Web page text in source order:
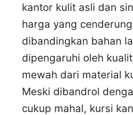
kantor kulit asli dan
harga yang
dibandingkan bahan
dipengaruhi oleh
mewah dari material
Meski dibandrol
cukup mahal, kursi